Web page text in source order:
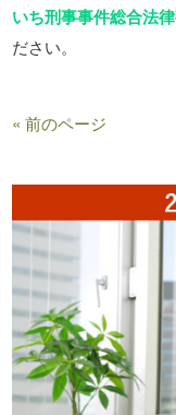
いち刑事事件総合法
ださい。
« 前のページ